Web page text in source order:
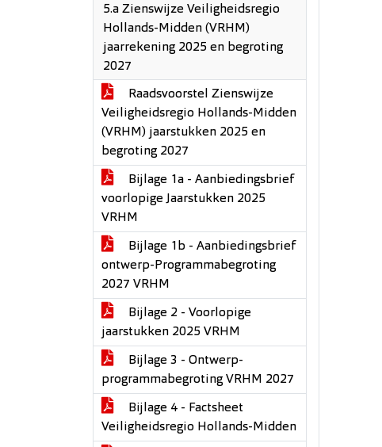
5.a Zienswijze Veiligheidsregio
Hollands-Midden (VRHM)
jaarrekening 2025 en begroting
2027
Raadsvoorstel Zienswijze ​
Veiligheidsregio Hollands-Midden
(VRHM) jaarstukken 2025 en
begroting 2027
Bijlage 1a - Aanbiedingsbrief
voorlopige Jaarstukken 2025
VRHM
Bijlage 1b - Aanbiedingsbrief
ontwerp-Programmabegroting
2027 VRHM
Bijlage 2 - Voorlopige
jaarstukken 2025 VRHM
Bijlage 3 - Ontwerp-
programmabegroting VRHM 2027
Bijlage 4 - Factsheet
Veiligheidsregio Hollands-Midden